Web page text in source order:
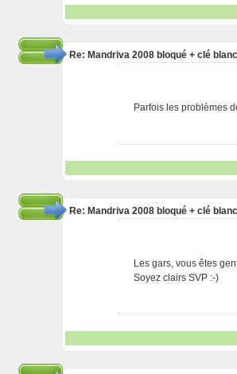
Re: Mandriva 2008 bloqué + clé
Parfois les problèmes
Re: Mandriva 2008 bloqué + clé
Les gars, vous êtes
Soyez clairs SVP :-)